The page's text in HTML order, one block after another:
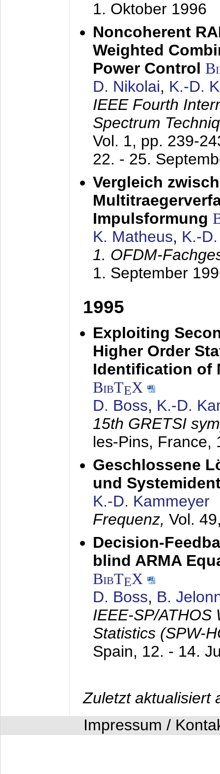
1. Oktober 1996
Noncoherent
Weighted
Power Control
D. Nikolai, K.-D.
IEEE Fourth
Spectrum
Vol. 1, pp. 239-
22. - 25.
Vergleich
Impulsformung
K. Matheus, K.-
1. OFDM-
1. September
1995
Exploiting
Higher Order
Identification of
BibTEX
D. Boss, K.-D.
15th GRETSI
les-Pins, France,
Geschlossene
und
K.-D. Kammeyer
Frequenz, Vol.
Decision-
blind ARMA
BibTEX
D. Boss, B.
IEEE-SP/ATHOS
Statistics (SPW-
Spain, 12. - 14.
Zuletzt aktualisiert
Impressum /